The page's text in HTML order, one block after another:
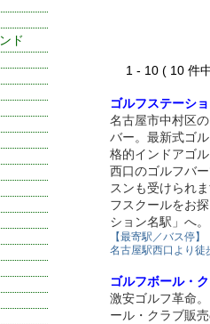
1 - 10 ( 10
ゴルフステーシ
名古屋市中村区
バー。最新式ゴ
格的インドアゴ
西口のゴルフバ
スンも受けられ
フスクールをお
ション名駅」へ。
【最寄駅／バス停】
名古屋駅西口より徒
ゴルフボール・
激安ゴルフ革命
ール・クラブ販
ド